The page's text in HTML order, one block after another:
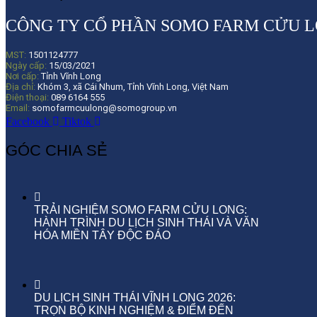
CÔNG TY CỔ PHẦN SOMO FARM CỬU
MST: 1501124777
Ngày cấp: 15/03/2021
Nơi cấp:Tỉnh Vĩnh Long
Địa chỉ: Khóm 3, xã Cái Nhum, Tỉnh Vĩnh Long, Việt Nam
Điện thoại: 089 6164 555
Email: somofarmcuulong@somogroup.vn
Facebook Tiktok
GÓC CHIA SẺ
TRẢI NGHIỆM SOMO FARM CỬU LONG:
HÀNH TRÌNH DU LỊCH SINH THÁI VÀ VĂN
HÓA MIỀN TÂY ĐỘC ĐÁO
DU LỊCH SINH THÁI VĨNH LONG 2026:
TRỌN BỘ KINH NGHIỆM & ĐIỂM ĐẾN